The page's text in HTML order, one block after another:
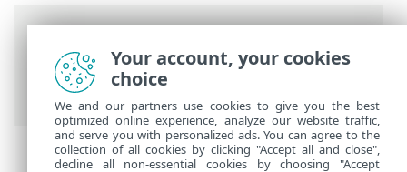
Guida online ESET ESET Glossary
Rilevamenti > Worm
Your account, your cookies
choice
We and our partners use cookies to give you the best
optimized online experience, analyze our website traffic,
and serve you with personalized ads. You can agree to the
collection of all cookies by clicking "Accept all and close",
decline all non-essential cookies by choosing "Accept